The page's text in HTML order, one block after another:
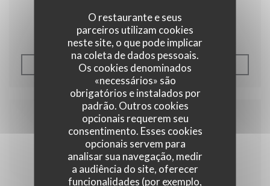
O restaurante e seus
parceiros utilizam cookies
neste site, o que pode implicar
na coleta de dados pessoais.
Os cookies denominados
«necessários» são
obrigatórios e instalados por
padrão. Outros cookies
opcionais requerem seu
consentimento. Esses cookies
opcionais servem para
analisar sua navegação, medir
a audiência do site, oferecer
funcionalidades (por exemplo,
redonne goût à l’enfance
LER O ARTIGO((ABRE NUMA NOVA